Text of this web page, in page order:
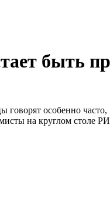
быть
особенно
на круглом столе